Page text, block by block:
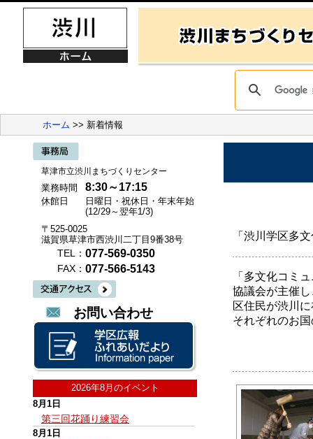
ホーム >> 新着情報
草津市立渋川まちづくりセンター
業務時間 8:30～17:15
休館日
日曜日・祝休日・年末年始
(12/29～翌年1/3)
〒525-0025
滋賀県草津市西渋川二丁目9番38号
TEL： 077-569-0350
FAX： 077-566-5143
お問い合わせ
2026年8月のイベント
8月1日
第三回花踊り練習会
8月1日
「渋川学区多
「多文化コミ
協議会が主催
区住民が渋川
それぞれのお